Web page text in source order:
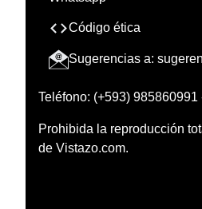
Código ética
Sugerencias a:
Teléfono: (+593)
Prohibida la reproducción
de Vistazo.com.